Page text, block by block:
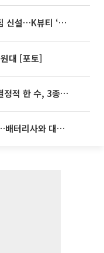
매망’ 확대[K뷰티 라방戰]
대 [포토]
'2TV 생생정보' 오늘방송맛집- 결정적 한 수, 3종 메밀면! 메밀 소바 맛집 '의○○○○'
포스코퓨처엠, LFP 시장 뚫었다…배터리사와 대규모 장기 공급 합의